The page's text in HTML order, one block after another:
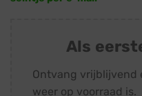
Als
Ontvang vrijblijvend
weer op voorraad is.